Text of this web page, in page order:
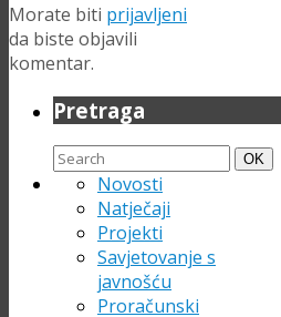
Morate biti prijavljeni
da biste objavili
komentar.
Pretraga
Search
for:
Search
OK
Novosti
Natječaji
Projekti
Savjetovanje s
javnošću
Proračunski